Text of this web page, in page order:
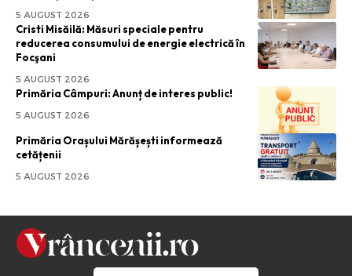
5 AUGUST 2026
Cristi Misăilă: Măsuri speciale pentru
reducerea consumului de energie electrică în
Focşani
5 AUGUST 2026
Primăria Câmpuri: Anunț de interes public!
5 AUGUST 2026
Primăria Orașului Mărășești informează
cetățenii
5 AUGUST 2026